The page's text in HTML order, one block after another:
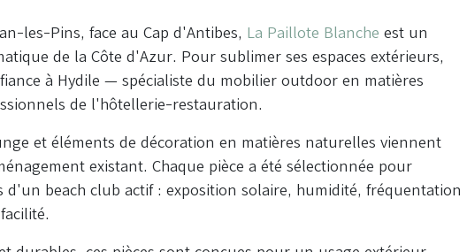
les-Pins, face au Cap d'Antibes, La Paillote Blanche est un
de la Côte d'Azur. Pour sublimer ses espaces extérieurs,
à Hydile — spécialiste du mobilier outdoor en matières
de l'hôtellerie-restauration.
et éléments de décoration en matières naturelles viennent
existant. Chaque pièce a été sélectionnée pour
d'un beach club actif : exposition solaire, humidité, fréquentation